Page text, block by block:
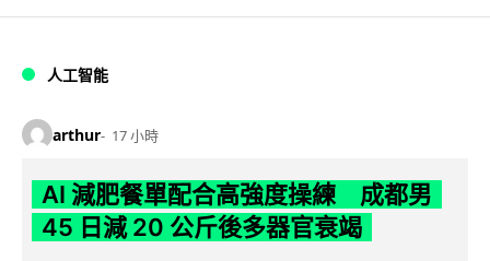
人工智能
arthur 17 小時
AI 減肥餐單配合高強度操練 成都男
45 日減 20 公斤後多器官衰竭